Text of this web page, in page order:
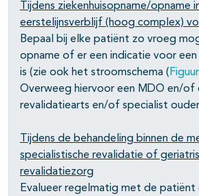
open- en dichtklappen
open- en dichtklappen
open- en dichtklappen
Tijdens ziekenhuisopname/opname
eerstelijnsverblijf (hoog complex)
Bepaal bij elke patiënt zo vroeg
opname of er een indicatie voor
is (zie ook het stroomschema (
Overweeg hiervoor een MDO en/of
revalidatiearts en/of specialist
Tijdens de behandeling binnen de
specialistische revalidatie of
revalidatiezorg
Evalueer regelmatig met de patiënt